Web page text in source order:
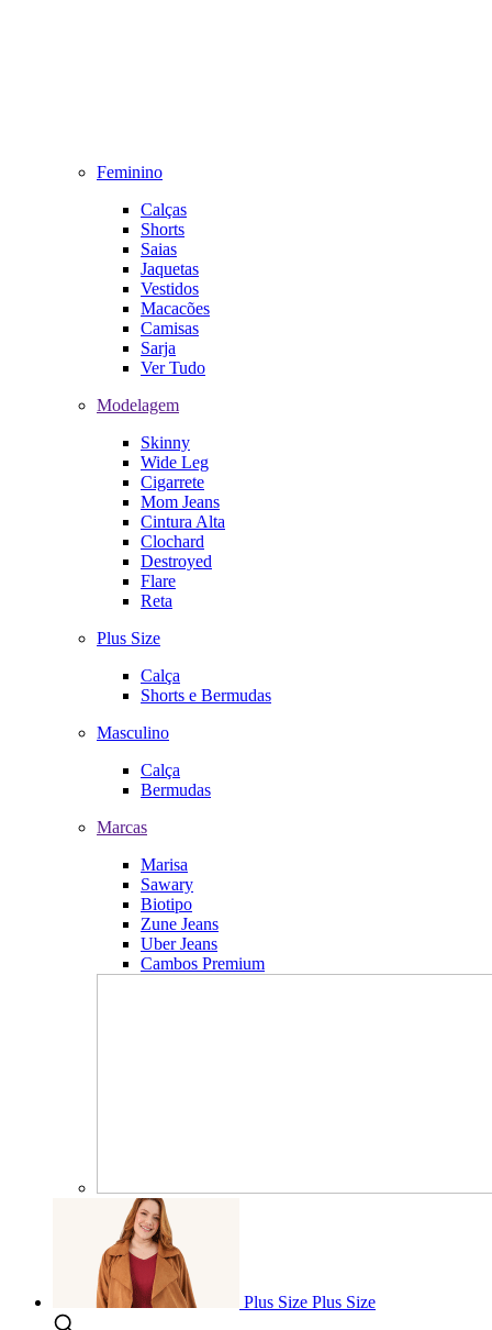
Feminino
Calças
Shorts
Saias
Jaquetas
Vestidos
Macacões
Camisas
Sarja
Ver Tudo
Modelagem
Skinny
Wide Leg
Cigarrete
Mom Jeans
Cintura Alta
Clochard
Destroyed
Flare
Reta
Plus Size
Calça
Shorts e Bermudas
Masculino
Calça
Bermudas
Marcas
Marisa
Sawary
Biotipo
Zune Jeans
Uber Jeans
Cambos Premium
Plus Size Plus Size